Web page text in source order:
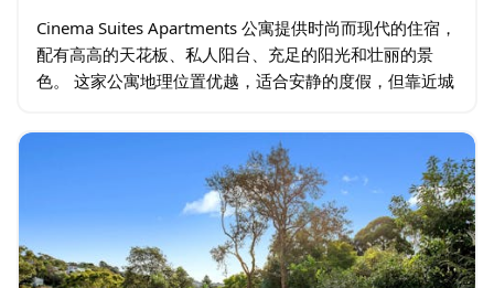
Cinema Suites Apartments 公寓提供时尚而现代的住宿，
配有高高的天花板、私人阳台、充足的阳光和壮丽的景
色。 这家公寓地理位置优越，适合安静的度假，但靠近城
免费 WiFi…